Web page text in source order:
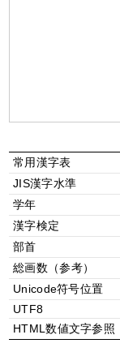
常用漢字表
JIS漢字水準
学年
漢字検定
部首
総画数（参考）
Unicode符号位置
UTF8
HTML数値文字参照